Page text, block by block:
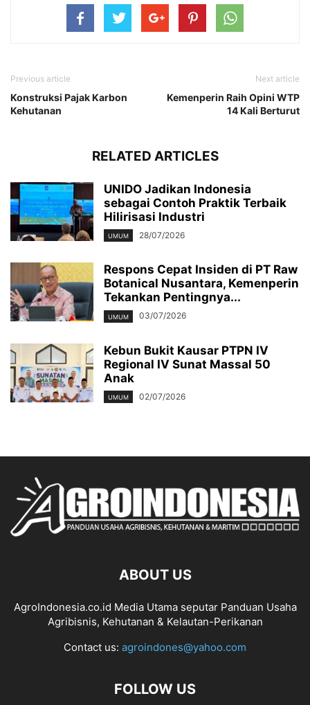
Previous article
Konstruksi Pajak Karbon
Kehutanan
Next article
Kemenperin Raih Opini WTP
14 Kali Berturut
RELATED ARTICLES
UNIDO Jadikan Indonesia
sebagai Contoh Praktik Terbaik
Hilirisasi Industri
UMUM 28/07/2026
Respons Cepat Insiden di PT Raw
Botanical Nusantara, Kemenperin
Tekankan Pentingnya...
UMUM 03/07/2026
Kebun Bukit Kausar PTPN IV
Regional IV Sunat Massal 50
Anak
UMUM 02/07/2026
ABOUT US
AgroIndonesia.co.id Media Utama seputar Panduan Usaha
Agribisnis, Kehutanan & Kelautan-Perikanan
Contact us: agroindones@yahoo.com
FOLLOW US